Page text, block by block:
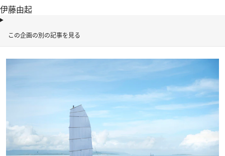
伊藤由起
この企画の別の記事を見る